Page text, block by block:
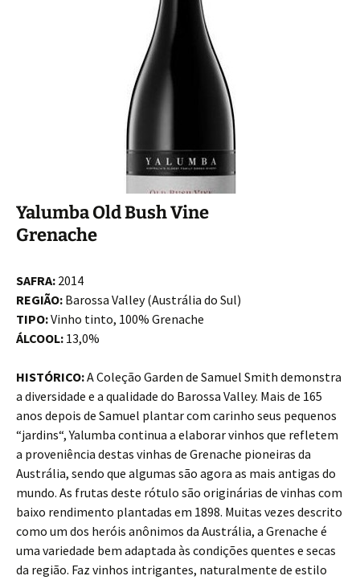
Yalumba Old Bush Vine
Grenache
SAFRA: 2014
REGIÃO: Barossa Valley (Austrália do Sul)
TIPO:Vinho tinto, 100% Grenache
ÁLCOOL: 13,0%
HISTÓRICO:A Coleção Garden de Samuel Smith demonstra
a diversidade e a qualidade do Barossa Valley. Mais de 165
anos depois de Samuel plantar com carinho seus pequenos
“jardins“, Yalumba continua a elaborar vinhos que refletem
a proveniência destas vinhas de Grenache pioneiras da
Austrália, sendo que algumas são agora as mais antigas do
mundo. As frutas deste rótulo são originárias de vinhas com
baixo rendimento plantadas em 1898. Muitas vezes descrito
como um dos heróis anônimos da Austrália, a Grenache é
uma variedade bem adaptada às condições quentes e secas
da região. Faz vinhos intrigantes, naturalmente de estilo